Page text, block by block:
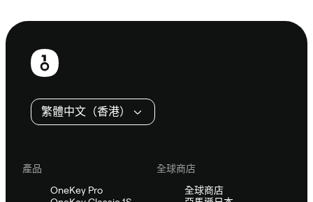
頁
繁體中文（香港）
產品
OneKey Pro
全球商店
全球商店